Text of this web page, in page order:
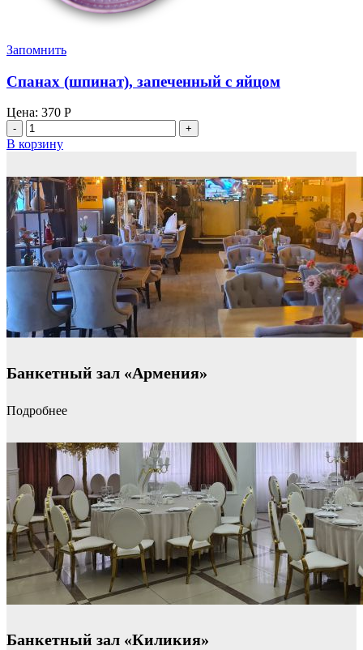
Запомнить
Спанах (шпинат), запеченный с яйцом
Цена: 370 Р
Количество
товара
Спанах
запеченный
с
яйцом
В корзину
Банкетный зал «Армения»
Подробнее
Банкетный зал «Киликия»